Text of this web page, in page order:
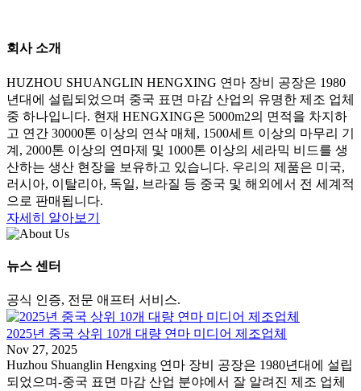
회사 소개
HUZHOU SHUANGLIN HENGXING 연마 장비 공장은 1980
년대에 설립되었으며 중국 표면 마감 산업의 유명한 제조 업체
중 하나입니다. 현재 HENGXING은 5000m2의 면적을 차지하
고 연간 30000톤 이상의 연삭 매체, 1500세트 이상의 마무리 기
계, 2000톤 이상의 연마제 및 1000톤 이상의 세라믹 비드를 생
산하는 생산 현장을 보유하고 있습니다. 우리의 제품은 미국,
러시아, 이탈리아, 독일, 브라질 등 중국 및 해외에서 전 세계적
으로 판매됩니다.
자세히 알아보기
뉴스 센터
공식 인증, 전문 애프터 서비스.
2025년 중국 상위 10개 대량 연마 미디어 제조업체
Nov 27, 2025
Huzhou Shuanglin Hengxing 연마 장비 공장은 1980년대에 설립
되었으며-중국 표면 마감 산업 분야에서 잘 알려진 제조 업체